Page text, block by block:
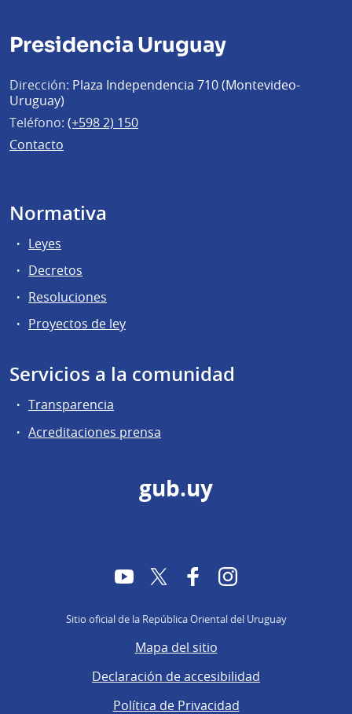
Presidencia Uruguay
Dirección: Plaza Independencia 710 (Montevideo-
Uruguay)
Teléfono: (+598 2) 150
Contacto
Normativa
Leyes
Decretos
Resoluciones
Proyectos de ley
Servicios a la comunidad
Transparencia
Acreditaciones prensa
gub.uy
YouTubeTwitter FacebookInstagram
Sitio oficial de la República Oriental del Uruguay
Mapa del sitio
Declaración de accesibilidad
Política de Privacidad